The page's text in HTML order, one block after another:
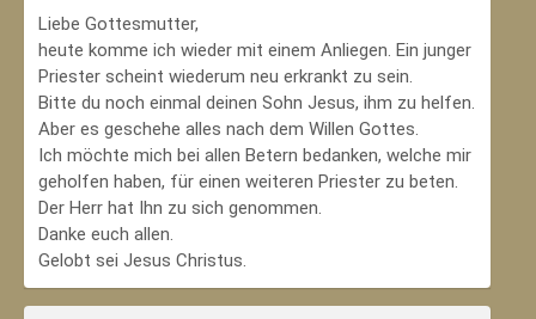
Liebe Gottesmutter,
heute komme ich wieder mit einem Anliegen. Ein junger
Priester scheint wiederum neu erkrankt zu sein.
Bitte du noch einmal deinen Sohn Jesus, ihm zu helfen.
Aber es geschehe alles nach dem Willen Gottes.
Ich möchte mich bei allen Betern bedanken, welche mir
geholfen haben, für einen weiteren Priester zu beten.
Der Herr hat Ihn zu sich genommen.
Danke euch allen.
Gelobt sei Jesus Christus.